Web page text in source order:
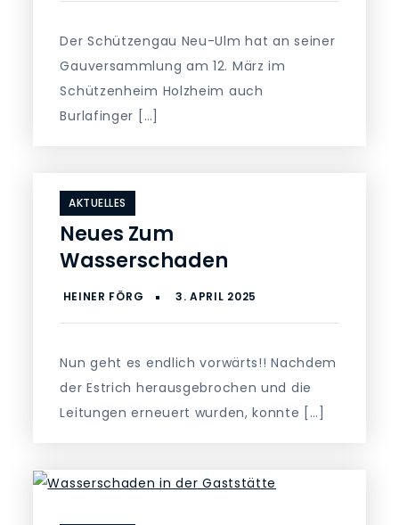
Der Schützengau Neu-Ulm hat an seiner
Gauversammlung am 12. März im
Schützenheim Holzheim auch
Burlafinger […]
AKTUELLES
Neues Zum
Wasserschaden
Nun geht es endlich vorwärts!! Nachdem
der Estrich herausgebrochen und die
Leitungen erneuert wurden, konnte […]